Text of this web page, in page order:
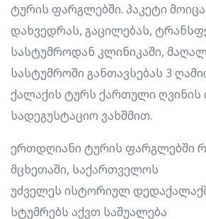
ტურის ფარგლებში. პაკეტი
დახვედრას, გაცილებას,
სასტუმროდან კლინიკაში,
სასტუმროში განთავსებას 3
ქალაქის ტურს ქართული
სადეგუსტაციო ვახშმით.
ერთდღიანი ტურის ფარგლებში
მცხეთაში, საქართველოს
უძველეს ისტორიულ
სტუმრებს აქვთ საშუალება